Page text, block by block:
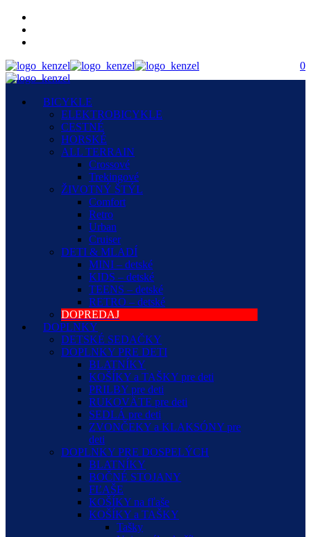
BICYKLE
ELEKTROBICYKLE
CESTNÉ
HORSKÉ
ALL TERRAIN
Crossové
Trekingové
ŽIVOTNÝ ŠTÝL
Comfort
Retro
Urban
Cruiser
DETI & MLADÍ
MINI – detské
KIDS – detské
TEENS – detské
RETRO – detské
DOPREDAJ
DOPLNKY
DETSKÉ SEDAČKY
DOPLNKY PRE DETI
BLATNÍKY
KOŠÍKY a TAŠKY pre deti
PRILBY pre deti
RUKOVÄTE pre deti
SEDLÁ pre deti
ZVONČEKY a KLAKSÓNY pre
deti
DOPLNKY PRE DOSPELÝCH
BLATNÍKY
BOČNÉ STOJANY
FĽAŠE
KOŠÍKY na fľaše
KOŠÍKY a TAŠKY
Tašky
0